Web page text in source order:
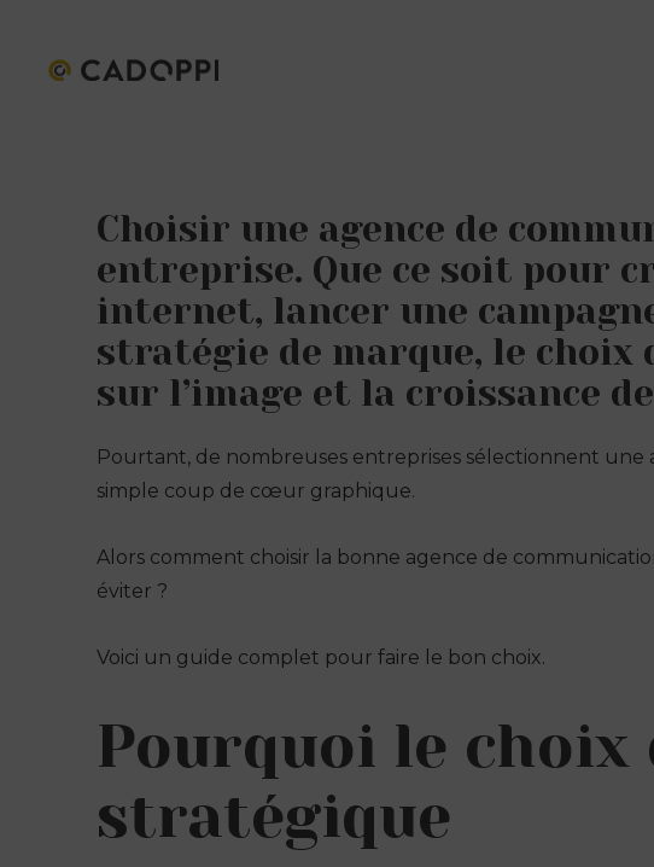
Choisir une agence de
entreprise. Que ce soit pour
internet, lancer une
stratégie de marque, le
sur l’image et la croissance
Pourtant, de nombreuses entreprises sélectionnent
simple coup de cœur graphique.
Alors comment choisir la bonne agence de
éviter ?
Voici un guide complet pour faire le bon choix.
Pourquoi le choix
stratégique